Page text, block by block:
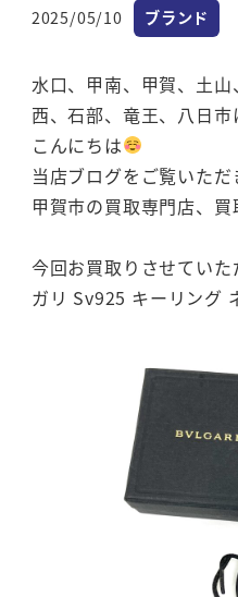
投稿日
2025/05/10 カテゴリー
ブランド
水口、甲南、甲賀、土
西、石部、竜王、八日市
こんにちは
当店ブログをご覧いた
甲賀市の買取専門店、
今回お買取りさせてい
ガリ Sv925 キーリング